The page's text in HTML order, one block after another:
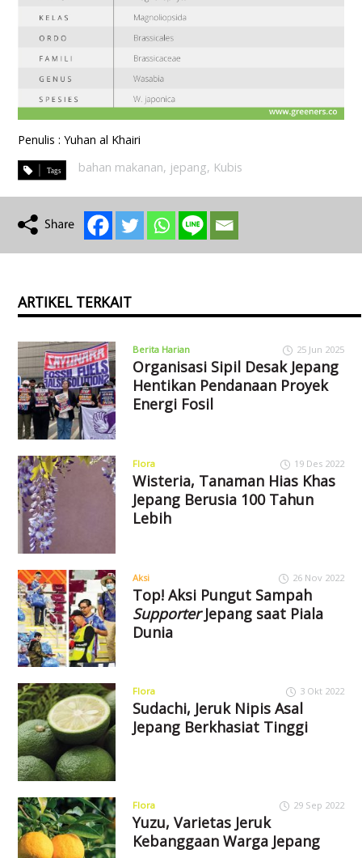
Penulis : Yuhan al Khairi
bahan makanan, jepang, Kubis
ARTIKEL TERKAIT
Berita Harian 25 Jun 2025
Organisasi Sipil Desak Jepang
Hentikan Pendanaan Proyek
Energi Fosil
Flora 19 Des 2022
Wisteria, Tanaman Hias Khas
Jepang Berusia 100 Tahun
Lebih
Aksi 26 Nov 2022
Top! Aksi Pungut Sampah
SupporterJepang saat Piala
Dunia
Flora 3 Okt 2022
Sudachi, Jeruk Nipis Asal
Jepang Berkhasiat Tinggi
Flora 29 Sep 2022
Yuzu, Varietas Jeruk
Kebanggaan Warga Jepang